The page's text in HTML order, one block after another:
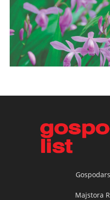
Majstora